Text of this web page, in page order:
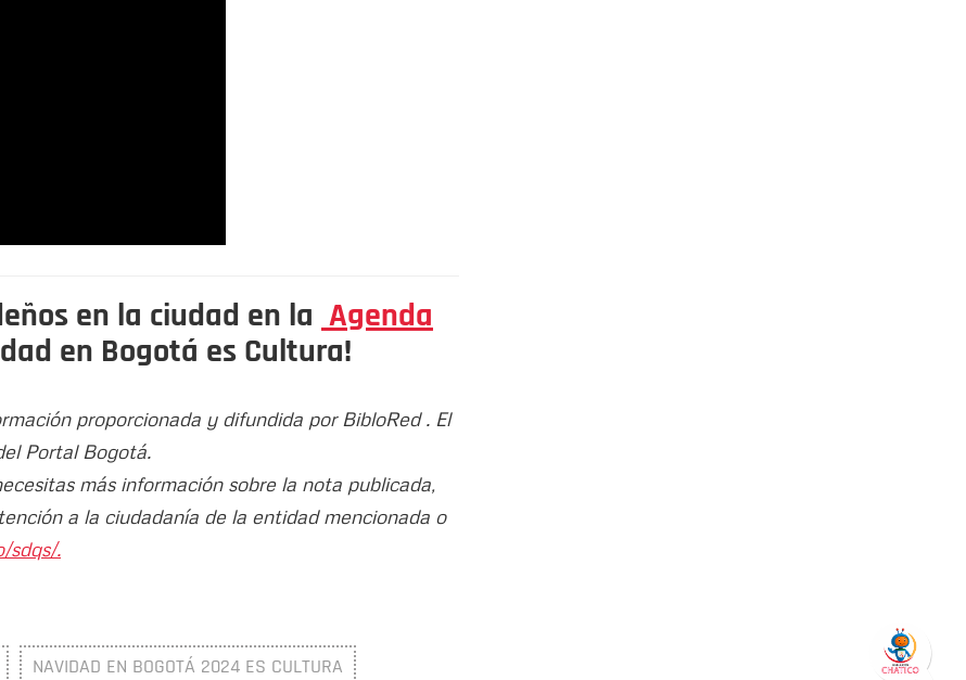
en la ciudad en la Agenda
en Bogotá es Cultura!
proporcionada y difundida por BibloRed . El
Portal Bogotá.
más información sobre la nota publicada,
a la ciudadanía de la entidad mencionada o
sdqs/.
NAVIDAD EN BOGOTÁ 2024 ES CULTURA